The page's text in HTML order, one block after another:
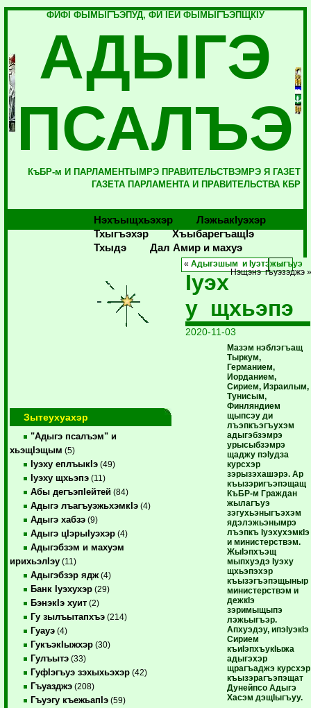
ФИФI ФЫМЫГЪЭПУД, ФИ IЕЙ ФЫМЫГЪЭПЩКIУ
АДЫГЭ
ПСАЛЪЭ
КъБР-м И ПАРЛАМЕНТЫМРЭ ПРАВИТЕЛЬСТВЭМРЭ Я ГАЗЕТ
ГАЗЕТА ПАРЛАМЕНТА И ПРАВИТЕЛЬСТВА КБР
Нэхъыщхьэхэр
Лэжьакlуэхэр
Тхыгъэхэр
Хъыбарегъащlэ
Тхыдэ
Дал Амир и махуэ
Зытеухуахэр
"Адыгэ псалъэм" и
хьэщIэщым (5)
Iуэху еплъыкIэ (49)
Iуэху щхьэпэ (11)
Абы дегъэпIейтей (84)
Адыгэ лъагъуэжьхэмкIэ (4)
Адыгэ хабзэ (9)
Адыгэ цIэрыIуэхэр (4)
Адыгэбзэм и махуэм
ирихьэлIэу (11)
Адыгэбзэр ядж (4)
Банк Iуэхухэр (29)
БэнэкIэ хуит (2)
Гу зылъытапхъэ (214)
Гуауэ (4)
ГукъэкIыжхэр (30)
Гулъытэ (33)
ГуфIэгъуэ зэхыхьэхэр (42)
Гъуазджэ (208)
Гъуэгу къежьапIэ (59)
«Адыгэшым и Iуэтэжыгъуэ
Нэщэнэ гъуэзэджэ
Iуэх
у щхьэпэ
2020-11-03
Мазэм нэблэгъащ
Тыркум,
Германием,
Иорданием,
Сирием, Израилым,
Тунисым,
Финляндием
щыпсэу ди
лъэпкъэгъухэм
адыгэбзэмрэ
урысыбзэмрэ
щаджу пэIудза
курсхэр
зэрызэхашэрэ. Ар
къызэригъэпэщащ
КъБР-м Граждан
жылагъуэ
зэгухьэныгъэхэм
ядэлэжьэнымрэ
лъэпкъ IуэхухэмкIэ
и министерствэм.
ЖыIэпхъэщ
мыпхуэдэ Iуэху
щхьэпэхэр
къызэгъэпэщыныр
министерствэм и
дежкIэ
зэримыщыпэ
лэжьыгъэр.
Апхуэдэу, ипэIуэкIэ
Сирием
къиIэпхъукIыжа
адыгэхэр
щрагъаджэ курсхэр
къызэрагъэпэщат
Дунейпсо Адыгэ
Хасэм дэщIыгъуу.